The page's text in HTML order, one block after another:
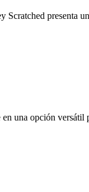
presenta
una opción versátil